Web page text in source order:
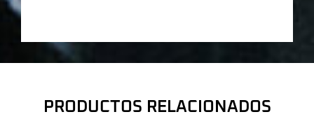
PRODUCTOS RELACIONADOS